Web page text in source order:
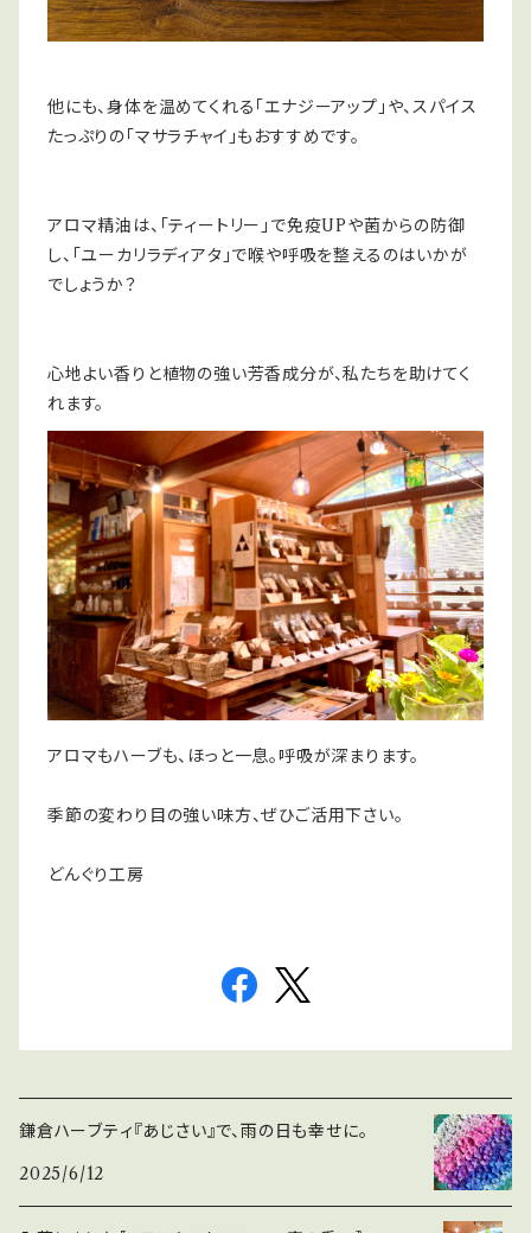
他にも、身体を温めてくれる「エナジーアップ」や、スパイス
たっぷりの「マサラチャイ」もおすすめです。
アロマ精油は、「ティートリー」で免疫UPや菌からの防御
し、「ユーカリラディアタ」で喉や呼吸を整えるのはいかが
でしょうか？
心地よい香りと植物の強い芳香成分が、私たちを助けてく
れます。
アロマもハーブも、ほっと一息。呼吸が深まります。
季節の変わり目の強い味方、ぜひご活用下さい。
どんぐり工房
鎌倉ハーブティ『あじさい』で、雨の日も幸せに。
2025/6/12